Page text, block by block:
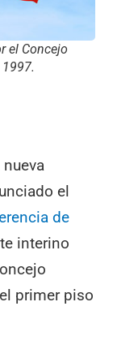
el Concejo
el
de
interino
primer piso